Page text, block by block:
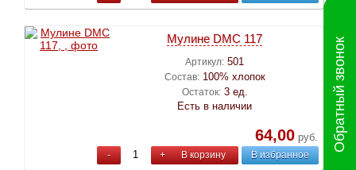
Мулине DMC 117
Артикул: 501
Состав: 100% хлопок
Остаток: 3 ед.
Есть в наличии
64,00руб.
- + В корзину В избранное
Обратный звонок